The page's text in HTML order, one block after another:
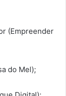
(Empreender
do Mel);